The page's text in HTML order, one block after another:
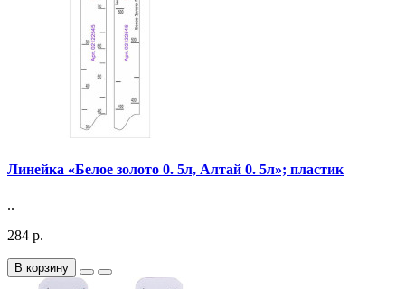
Линейка «Белое золото 0. 5л, Алтай 0. 5л»; пластик
..
284 р.
В корзину